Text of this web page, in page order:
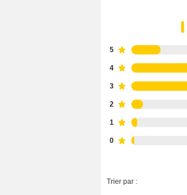
5
4
3
2
1
0
Trier par :